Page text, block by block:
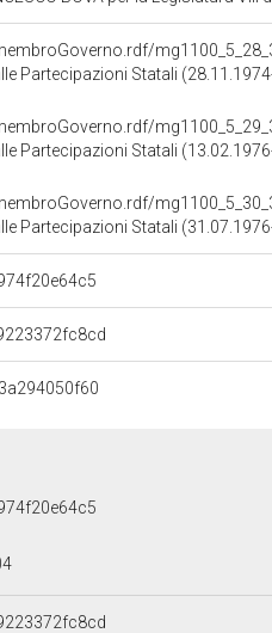
Partecipazioni Statali
Partecipazioni Statali
Partecipazioni Statali